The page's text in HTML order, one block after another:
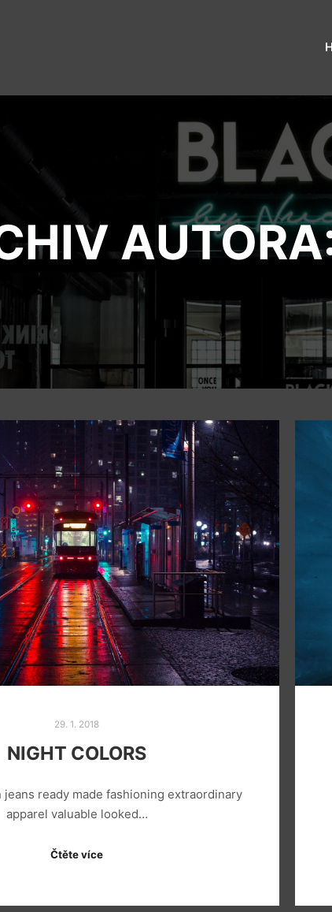
29. 1. 2018
NIGHT COLORS
jeans ready made fashioning extraordinary
apparel valuable looked…
Čtěte více